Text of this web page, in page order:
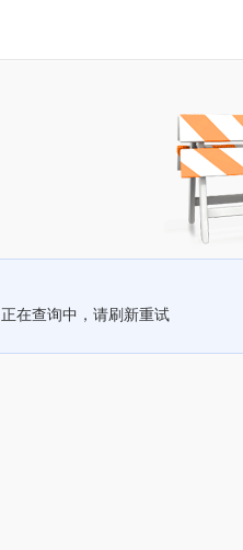
正在查询中，请刷新重试